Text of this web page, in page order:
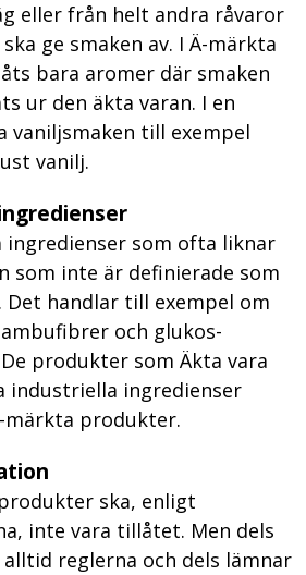
eller från helt andra råvaror
ge smaken av. I Ä-märkta
bara aromer där smaken
ur den äkta varan. I en
vaniljsmaken till exempel
vanilj.
ingredienser som ofta liknar
som inte är definierade som
Det handlar till exempel om
och glukos-
produkter som Äkta vara
industriella ingredienser
produkter.
ska, enligt
inte vara tillåtet. Men dels
reglerna och dels lämnar